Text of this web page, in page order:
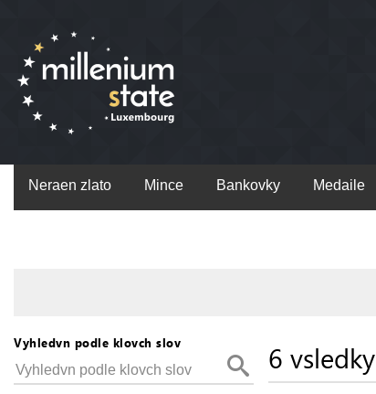
Neraen zlato Mince Bankovky Medaile
Vyhledvn podle klovch slov 6 vsledky